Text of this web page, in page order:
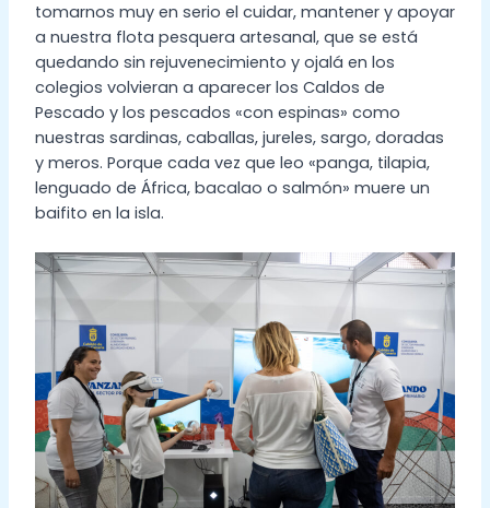
tomarnos muy en serio el cuidar, mantener y apoyar
a nuestra flota pesquera artesanal, que se está
quedando sin rejuvenecimiento y ojalá en los
colegios volvieran a aparecer los Caldos de
Pescado y los pescados «con espinas» como
nuestras sardinas, caballas, jureles, sargo, doradas
y meros. Porque cada vez que leo «panga, tilapia,
lenguado de África, bacalao o salmón» muere un
baifito en la isla.